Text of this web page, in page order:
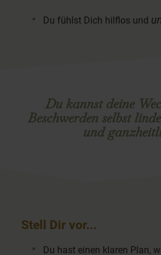
Du fühlst Dich hilflos und
Du kannst deine
Beschwerden selbst
und
Stell Dir vor...
Du hast einen klaren Plan,